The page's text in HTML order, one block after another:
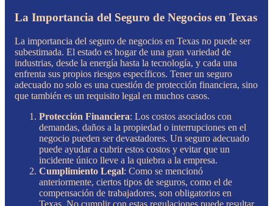
La Importancia del Seguro de Negocios en Texas
La importancia del seguro de negocios en Texas no puede ser
subestimada. El estado es hogar de una gran variedad de
industrias, desde la energía hasta la tecnología, y cada una
enfrenta sus propios riesgos específicos. Tener un seguro
adecuado no solo es una cuestión de protección financiera, sino
que también es un requisito legal en muchos casos.
Protección Financiera: Los costos asociados con
demandas, daños a la propiedad o interrupciones en el
negocio pueden ser devastadores. Un seguro adecuado
puede ayudar a cubrir estos costos y evitar que un
incidente único lleve a la quiebra a la empresa.
Cumplimiento Legal: Como se mencionó
anteriormente, ciertos tipos de seguros, como el de
compensación de trabajadores, son obligatorios en